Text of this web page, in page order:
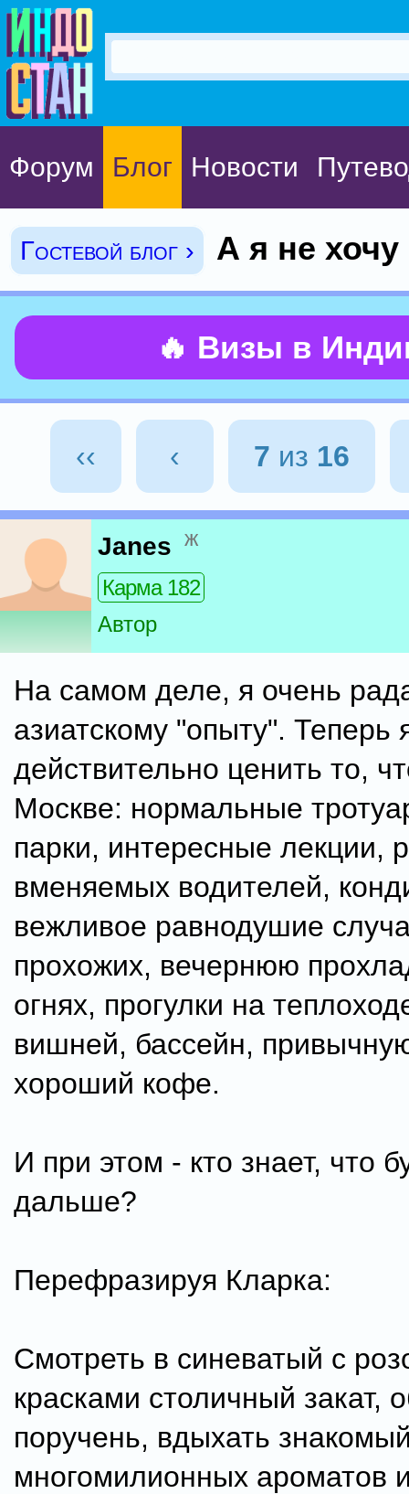
Форум Блог Новости
Гостевой блог › А я не
🔥 Визы в
‹‹ ‹ 7 из 16
Janes ж
Карма 182
Автор
На самом деле, я очень
азиатскому "опыту". Теперь
действительно ценить то,
Москве: нормальные
парки, интересные лекции,
вменяемых водителей,
вежливое равнодушие
прохожих, вечернюю
огнях, прогулки на
вишней, бассейн,
хороший кофе.
И при этом - кто знает, что
дальше?
Перефразируя Кларка:
Смотреть в синеватый с
красками столичный закат,
поручень, вдыхать
многомилионных ароматов